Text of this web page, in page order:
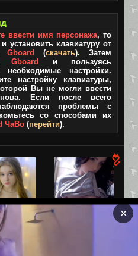
ввести имя персонажа, то
установить клавиатуру от
Gboard (скачать). Затем
Gboard
и пользуясь
необходимые настройки.
настройку клавиатуры,
Вы не могли ввести
Если после всего
проблемы с
со способами их
ЧаВо (перейти).
19
может
✕